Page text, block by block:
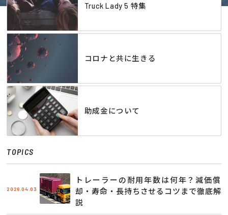
Truck Lady 5 特集
コロナと共に生きる
助成金について
TOPICS
2026.04.03
トレーラーの耐用年数は何年？減価償
却・寿命・長持ちさせるコツまで徹底解
説